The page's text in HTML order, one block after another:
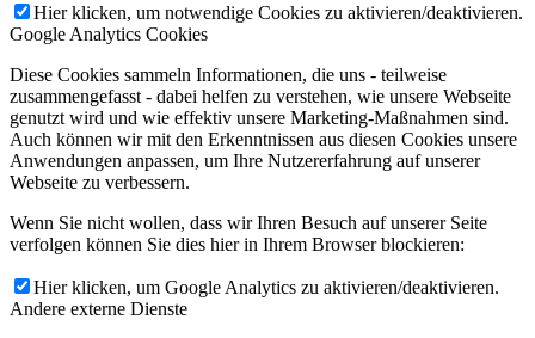
Hier klicken, um notwendige Cookies zu aktivieren/deaktivieren.
Google Analytics Cookies
Diese Cookies sammeln Informationen, die uns - teilweise
zusammengefasst - dabei helfen zu verstehen, wie unsere Webseite
genutzt wird und wie effektiv unsere Marketing-Maßnahmen sind.
Auch können wir mit den Erkenntnissen aus diesen Cookies unsere
Anwendungen anpassen, um Ihre Nutzererfahrung auf unserer
Webseite zu verbessern.
Wenn Sie nicht wollen, dass wir Ihren Besuch auf unserer Seite
verfolgen können Sie dies hier in Ihrem Browser blockieren:
Hier klicken, um Google Analytics zu aktivieren/deaktivieren.
Andere externe Dienste